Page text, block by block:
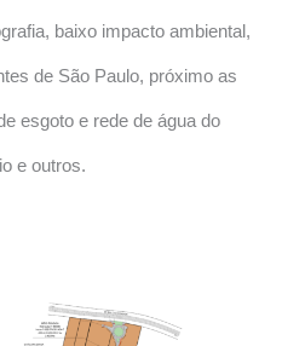
baixo impacto ambiental,
de São Paulo, próximo as
esgoto e rede de água do
e outros.